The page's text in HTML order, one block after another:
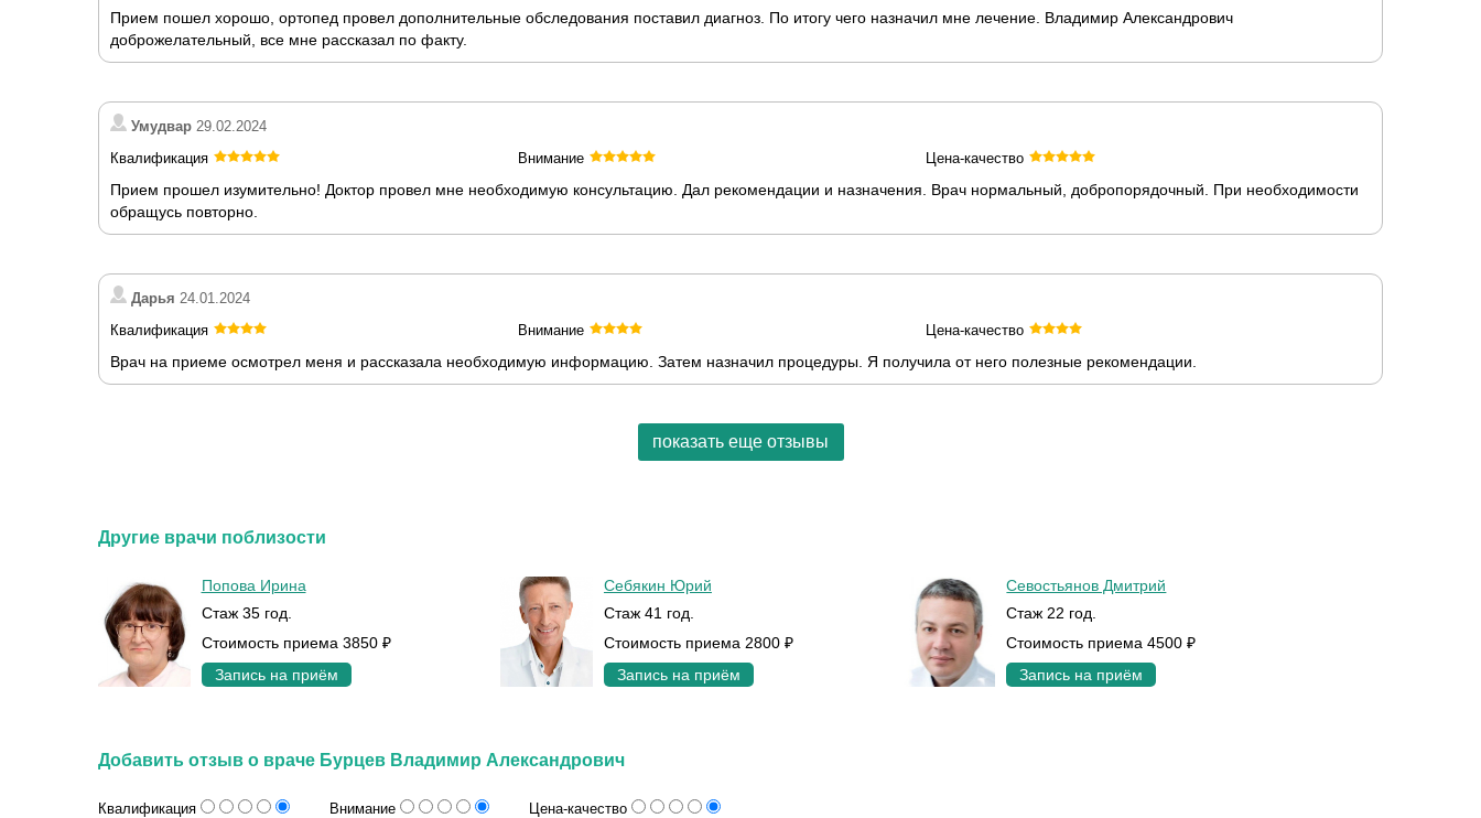
Прием пошел хорошо, ортопед провел дополнительные обследования поставил диагноз. По итогу чего назначил мне лечение. Владимир Александрович
доброжелательный, все мне рассказал по факту.
Умудвар 29.02.2024
Квалификация
Внимание Цена-качество
Прием прошел изумительно! Доктор провел мне необходимую консультацию. Дал рекомендации и назначения. Врач нормальный, добропорядочный. При необходимости
обращусь повторно.
Дарья 24.01.2024
Квалификация
Внимание Цена-качество
Врач на приеме осмотрел меня и рассказала необходимую информацию. Затем назначил процедуры. Я получила от него полезные рекомендации.
показать еще отзывы
Другие врачи поблизости
Попова Ирина
Стаж 35 год.
Стоимость приема 3850 ₽
Запись на приём
Себякин Юрий
Стаж 41 год.
Стоимость приема 2800 ₽
Запись на приём
Севостьянов Дмитрий
Стаж 22 год.
Стоимость приема 4500 ₽
Запись на приём
Добавить отзыв о враче Бурцев Владимир Александрович
Квалификация Внимание
Цена-качество